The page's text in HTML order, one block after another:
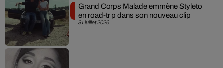
31 juillet 2026
Grand Corps Malade emmène Styleto
en road-trip dans son nouveau clip